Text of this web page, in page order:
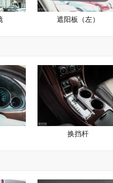
遮阳板（左）
换挡杆